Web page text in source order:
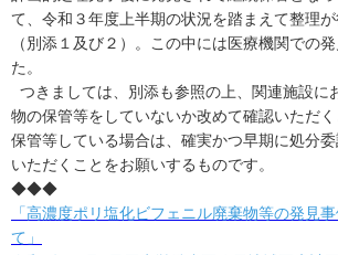
出版物・物品の販売
eラーニング・教育資料
会報誌・本部活動報告
地域本部のページ
て、令和３年度上半期の状況を踏まえて整理
（別添１及び２）。この中には医療機関での
た。
つきましては、別添も参照の上、関連施設に
物の保管等をしていないか改めて確認いただく
保管等している場合は、確実かつ早期に処分
いただくことをお願いするものです。
◆◆◆
「高濃度ポリ塩化ビフェニル廃棄物等の発見
て」